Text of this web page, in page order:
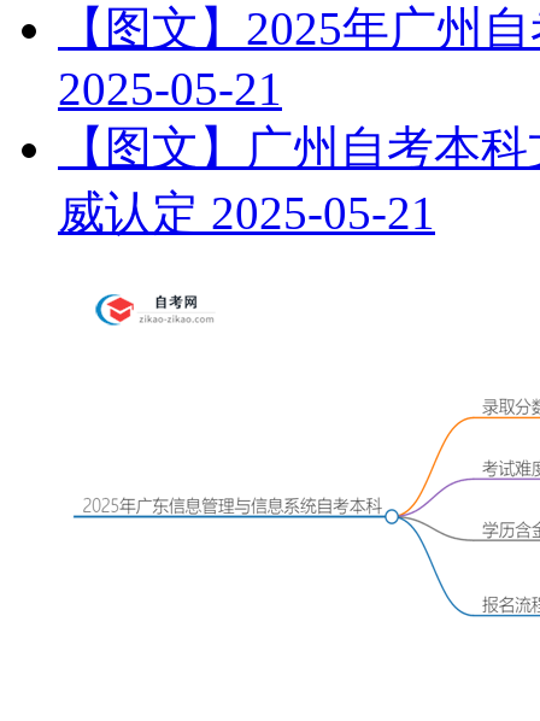
【图文】2025年广州
2025-05-21
【图文】广州自考本
威认定 2025-05-21